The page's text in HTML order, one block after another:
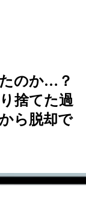
のか…？
捨てた過
ら脱却で